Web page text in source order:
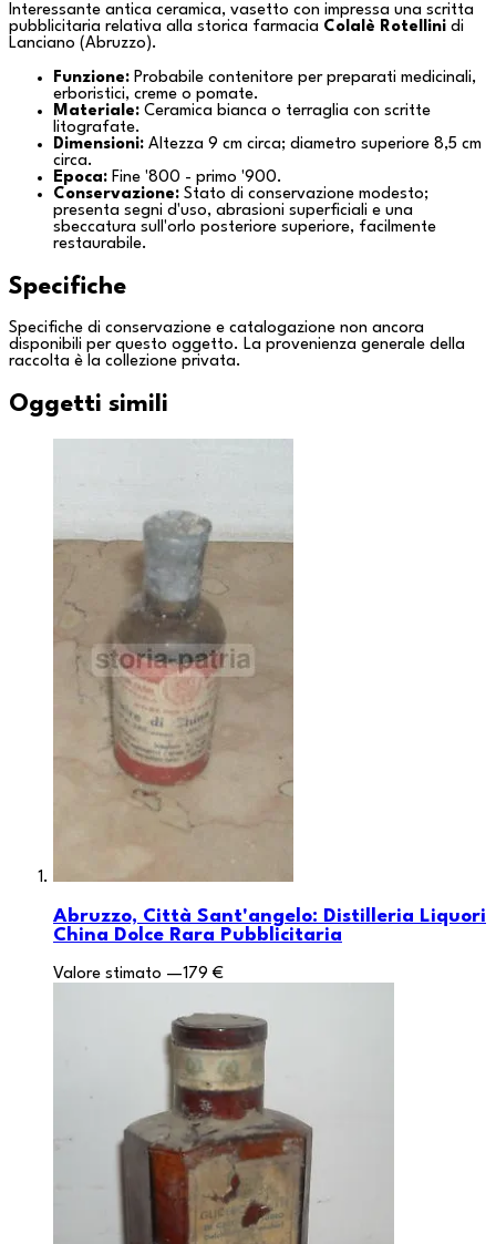
Interessante antica ceramica, vasetto con impressa una scritta
pubblicitaria relativa alla storica farmacia Colalè Rotellini di
Lanciano (Abruzzo).
Funzione: Probabile contenitore per preparati medicinali,
erboristici, creme o pomate.
Materiale: Ceramica bianca o terraglia con scritte
litografate.
Dimensioni: Altezza 9 cm circa; diametro superiore 8,5 cm
circa.
Epoca: Fine '800 - primo '900.
Conservazione: Stato di conservazione modesto;
presenta segni d'uso, abrasioni superficiali e una
sbeccatura sull'orlo posteriore superiore, facilmente
restaurabile.
Specifiche
Specifiche di conservazione e catalogazione non ancora
disponibili per questo oggetto. La provenienza generale della
raccolta è la collezione privata.
Oggetti simili
Abruzzo, Città Sant'angelo: Distilleria Liquori
China Dolce Rara Pubblicitaria
Valore stimato —179 €